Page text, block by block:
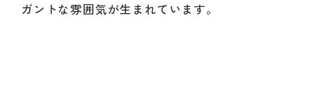
ガントな雰囲気が生まれています。